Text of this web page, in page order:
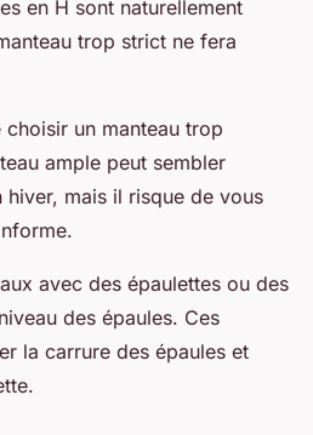
en H sont naturellement
trop strict ne fera
un manteau trop
ample peut sembler
mais il risque de vous
avec des épaulettes ou des
des épaules. Ces
la carrure des épaules et